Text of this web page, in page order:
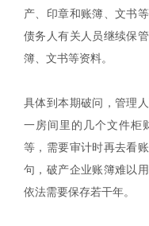
产、印章和账簿、文书
债务人有关人员继续保
簿、文书等资料。
具体到本期破问，管理
一房间里的几个文件柜
等，需要审计时再去看
句，破产企业账簿难以
依法需要保存若干年。